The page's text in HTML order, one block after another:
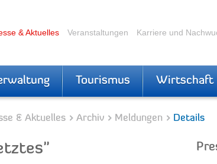
& Aktuelles Veranstaltungen Karriere und
Tourismus Wirtschaft
& Aktuelles Archiv Meldungen Details